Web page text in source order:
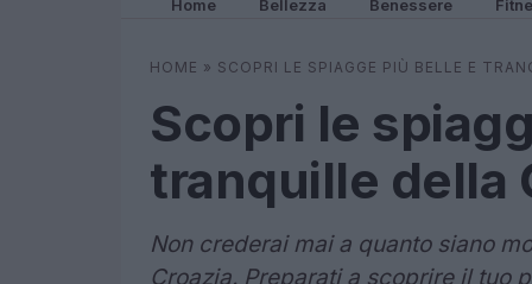
Home Bellezza Benessere
HOME » SCOPRI LE SPIAGGE PIÙ BELLE E
Scopri le
tranquille della
Non crederai mai a quanto siano
Croazia. Preparati a scoprire il tuo